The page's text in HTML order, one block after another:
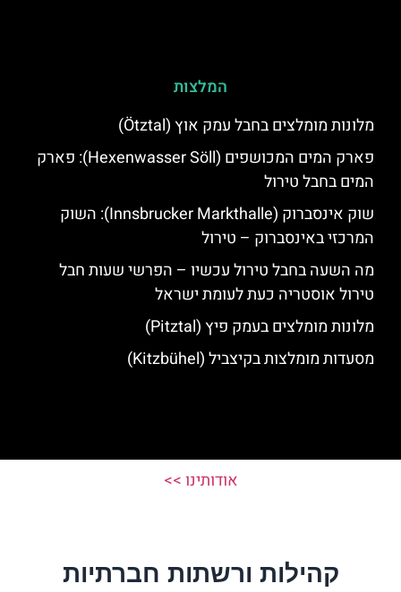
המלצות
מלונות מומלצים בחבל עמק אוץ (Ötztal)
פארק המים המכושפים (Hexenwasser Söll): פארק
המים בחבל טירול
שוק אינסברוק (Innsbrucker Markthalle): השוק
המרכזי באינסברוק – טירול
מה השעה בחבל טירול עכשיו – הפרשי שעות חבל
טירול אוסטריה כעת לעומת ישראל
מלונות מומלצים בעמק פיץ (Pitztal)
מסעדות מומלצות בקיצביל (Kitzbühel)
אודותינו >>
קהילות ורשתות חברתיות